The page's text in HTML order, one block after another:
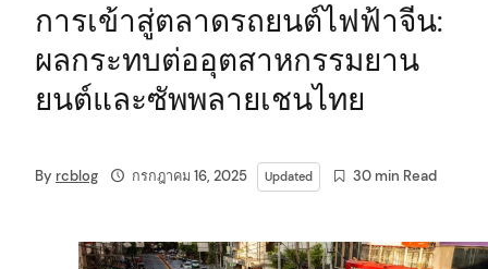
การเข้าสู่ตลาดรถยนต์ไฟฟ้าจีน:
ผลกระทบต่ออุตสาหกรรมยาน
ยนต์และซัพพลายเชนไทย
By rcblog กรกฎาคม 16, 2025 Updated 30 min Read